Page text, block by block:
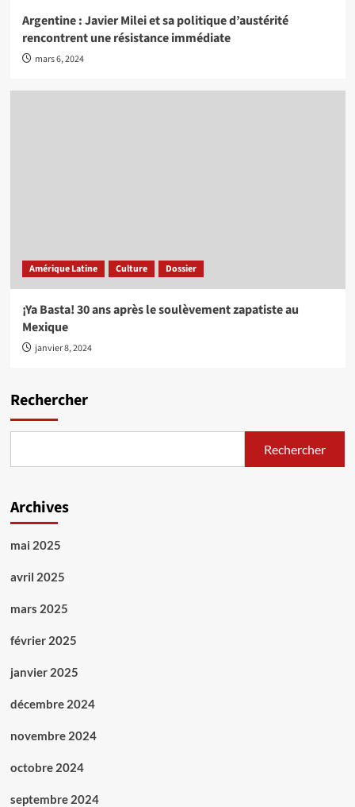
Argentine : Javier Milei et sa politique d’austérité
rencontrent une résistance immédiate
mars 6, 2024
Amérique Latine Culture Dossier
¡Ya Basta! 30 ans après le soulèvement zapatiste au
Mexique
janvier 8, 2024
Rechercher
Rechercher
Archives
mai 2025
avril 2025
mars 2025
février 2025
janvier 2025
décembre 2024
novembre 2024
octobre 2024
septembre 2024